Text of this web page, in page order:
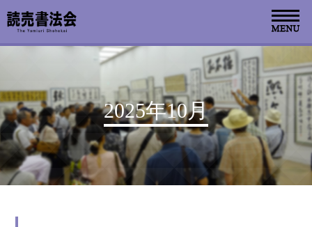
2025年10月
お知らせ
読売書法会について
読売書法展